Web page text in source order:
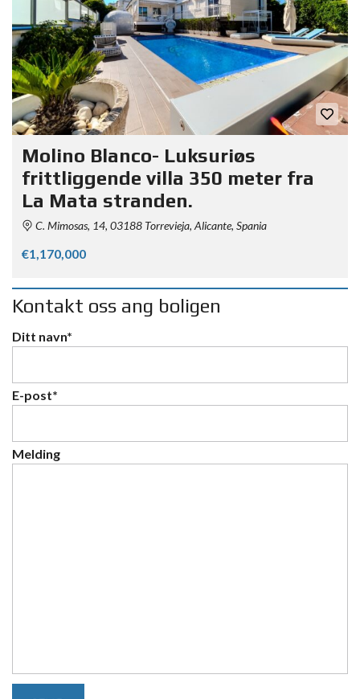
Molino Blanco- Luksuriøs
frittliggende villa 350 meter fra
La Mata stranden.
C. Mimosas, 14, 03188 Torrevieja, Alicante, Spania
€1,170,000
Kontakt oss ang boligen
Ditt navn*
E-post*
Melding